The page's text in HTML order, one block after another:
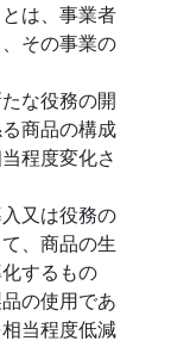
は、事業者
その事業の
な役務の開
商品の構成
程度変化さ
又は役務の
、商品の生
するもの
の使用であ
当程度低減